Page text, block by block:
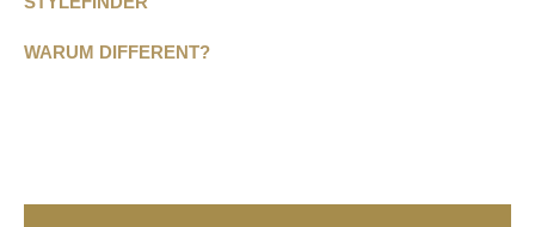
WARUM DIFFERENT?